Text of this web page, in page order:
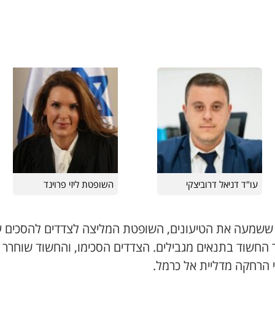
עו"ד דניאל דרוביצקי השופטת ליזי פרוינד
את הטיעונים, השופטת המליצה לצדדים להסכים
החשוד בתנאים מגבילים. הצדדים הסכימו, והחשוד שוחרר
הרחקה מדליית אל כרמל.